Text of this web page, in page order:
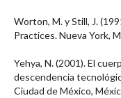
Worton, M. y Still, J.
Practices. Nueva York,
Yehya, N. (2001). El
descendencia
Ciudad de México,